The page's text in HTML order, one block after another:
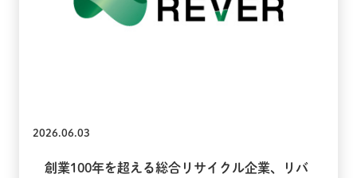
2026.06.03
創業100年を超える総合リサイクル企業、リバ